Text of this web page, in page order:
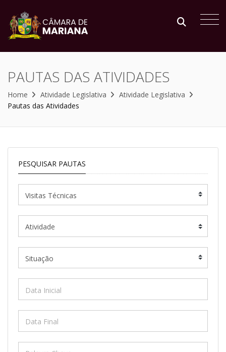
PAUTAS DAS ATIVIDADES
Home Atividade Legislativa
Atividade Legislativa
Pautas das Atividades
PESQUISAR PAUTAS